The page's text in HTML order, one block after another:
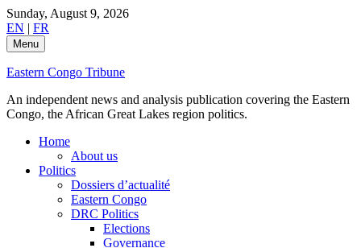
Skip
to
content
Sunday, August 9, 2026
EN | FR
Menu
Eastern Congo Tribune
An independent news and analysis publication covering the Eastern
Congo, the African Great Lakes region politics.
Home
About us
Politics
Dossiers d’actualité
Eastern Congo
DRC Politics
Elections
Governance